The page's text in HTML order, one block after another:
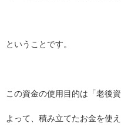
ということです。
この資金の使用目的は「老後
よって、積み立てたお金を使え